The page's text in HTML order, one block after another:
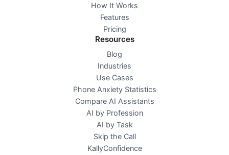
How It Works
Features
Pricing
Resources
Blog
Industries
Use Cases
Phone Anxiety Statistics
Compare AI Assistants
AI by Profession
AI by Task
Skip the Call
KallyConfidence